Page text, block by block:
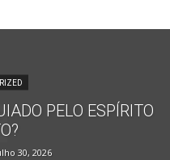
PELO ESPÍRITO
30, 2026